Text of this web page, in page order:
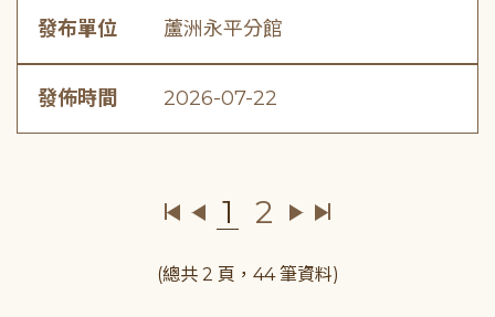
發布單位 蘆洲永平分館
發佈時間 2026-07-22
1 2
(總共 2 頁，44 筆資料)